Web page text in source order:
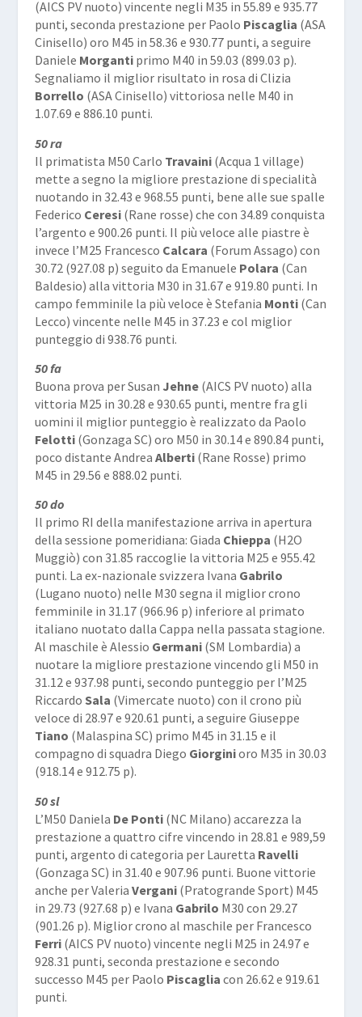
(AICS PV nuoto) vincente negli M35 in 55.89 e 935.77
punti, seconda prestazione per Paolo Piscaglia (ASA
Cinisello) oro M45 in 58.36 e 930.77 punti, a seguire
Daniele Morgantiprimo M40 in 59.03 (899.03 p).
Segnaliamo il miglior risultato in rosa di Clizia
Borrello (ASA Cinisello) vittoriosa nelle M40 in
1.07.69 e 886.10 punti.
50 ra
Il primatista M50 Carlo Travaini(Acqua 1 village)
mette a segno la migliore prestazione di specialità
nuotando in 32.43 e 968.55 punti, bene alle sue spalle
Federico Ceresi(Rane rosse) che con 34.89 conquista
l’argento e 900.26 punti. Il più veloce alle piastre è
invece l’M25 Francesco Calcara (Forum Assago) con
30.72 (927.08 p) seguito da Emanuele Polara (Can
Baldesio) alla vittoria M30 in 31.67 e 919.80 punti. In
campo femminile la più veloce è Stefania Monti(Can
Lecco) vincente nelle M45 in 37.23 e col miglior
punteggio di 938.76 punti.
50 fa
Buona prova per Susan Jehne(AICS PV nuoto) alla
vittoria M25 in 30.28 e 930.65 punti, mentre fra gli
uomini il miglior punteggio è realizzato da Paolo
Felotti(Gonzaga SC) oro M50 in 30.14 e 890.84 punti,
poco distante Andrea Alberti(Rane Rosse) primo
M45 in 29.56 e 888.02 punti.
50 do
Il primo RI della manifestazione arriva in apertura
della sessione pomeridiana: Giada Chieppa (H2O
Muggiò) con 31.85 raccoglie la vittoria M25 e 955.42
punti. La ex-nazionale svizzera Ivana Gabrilo
(Lugano nuoto) nelle M30 segna il miglior crono
femminile in 31.17 (966.96 p) inferiore al primato
italiano nuotato dalla Cappa nella passata stagione.
Al maschile è Alessio Germani(SM Lombardia) a
nuotare la migliore prestazione vincendo gli M50 in
31.12 e 937.98 punti, secondo punteggio per l’M25
Riccardo Sala (Vimercate nuoto) con il crono più
veloce di 28.97 e 920.61 punti, a seguire Giuseppe
Tiano (Malaspina SC) primo M45 in 31.15 e il
compagno di squadra Diego Giorginioro M35 in 30.03
(918.14 e 912.75 p).
50 sl
L’M50 Daniela De Ponti(NC Milano) accarezza la
prestazione a quattro cifre vincendo in 28.81 e 989,59
punti, argento di categoria per Lauretta Ravelli
(Gonzaga SC) in 31.40 e 907.96 punti. Buone vittorie
anche per Valeria Vergani(Pratogrande Sport) M45
in 29.73 (927.68 p) e Ivana Gabrilo M30 con 29.27
(901.26 p). Miglior crono al maschile per Francesco
Ferri(AICS PV nuoto) vincente negli M25 in 24.97 e
928.31 punti, seconda prestazione e secondo
successo M45 per Paolo Piscaglia con 26.62 e 919.61
punti.